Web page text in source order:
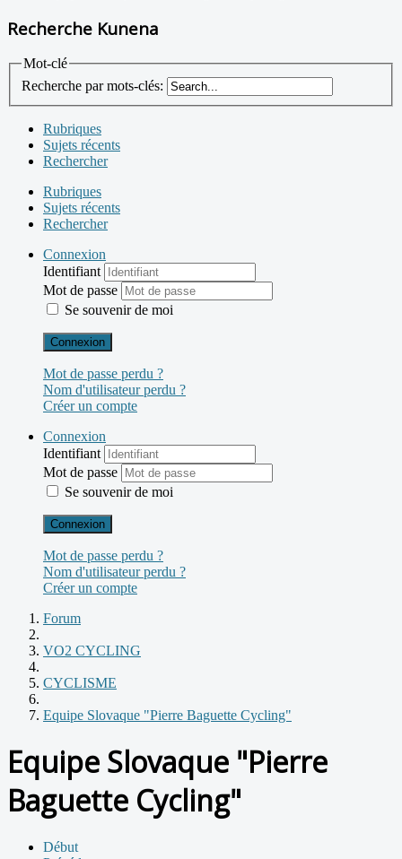
Recherche Kunena
Mot-clé
Recherche par mots-clés:
Rubriques
Sujets récents
Rechercher
Rubriques
Sujets récents
Rechercher
Connexion
Identifiant
Mot de passe
Se souvenir de moi
Connexion
Mot de passe perdu ?
Nom d'utilisateur perdu ?
Créer un compte
Connexion
Identifiant
Mot de passe
Se souvenir de moi
Connexion
Mot de passe perdu ?
Nom d'utilisateur perdu ?
Créer un compte
Forum
VO2 CYCLING
CYCLISME
Equipe Slovaque "Pierre Baguette Cycling"
Equipe Slovaque "Pierre
Baguette Cycling"
Début